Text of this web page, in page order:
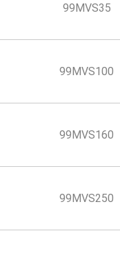
99MVS35
99MVS100
99MVS160
99MVS250